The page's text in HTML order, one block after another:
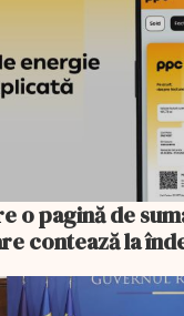
o pagină de
contează la